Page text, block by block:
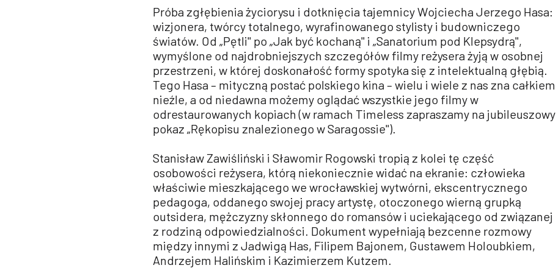
Próba zgłębienia życiorysu i dotknięcia tajemnicy Wojciecha Jerzego Hasa:
wizjonera, twórcy totalnego, wyrafinowanego stylisty i budowniczego
światów. Od „Pętli" po „Jak być kochaną" i „Sanatorium pod Klepsydrą",
wymyślone od najdrobniejszych szczegółów filmy reżysera żyją w osobnej
przestrzeni, w której doskonałość formy spotyka się z intelektualną głębią.
Tego Hasa – mityczną postać polskiego kina – wielu i wiele z nas zna całkiem
nieźle, a od niedawna możemy oglądać wszystkie jego filmy w
odrestaurowanych kopiach (w ramach Timeless zapraszamy na jubileuszowy
pokaz „Rękopisu znalezionego w Saragossie").
Stanisław Zawiśliński i Sławomir Rogowski tropią z kolei tę część
osobowości reżysera, którą niekoniecznie widać na ekranie: człowieka
właściwie mieszkającego we wrocławskiej wytwórni, ekscentrycznego
pedagoga, oddanego swojej pracy artystę, otoczonego wierną grupką
outsidera, mężczyzny skłonnego do romansów i uciekającego od związanej
z rodziną odpowiedzialności. Dokument wypełniają bezcenne rozmowy
między innymi z Jadwigą Has, Filipem Bajonem, Gustawem Holoubkiem,
Andrzejem Halińskim i Kazimierzem Kutzem.